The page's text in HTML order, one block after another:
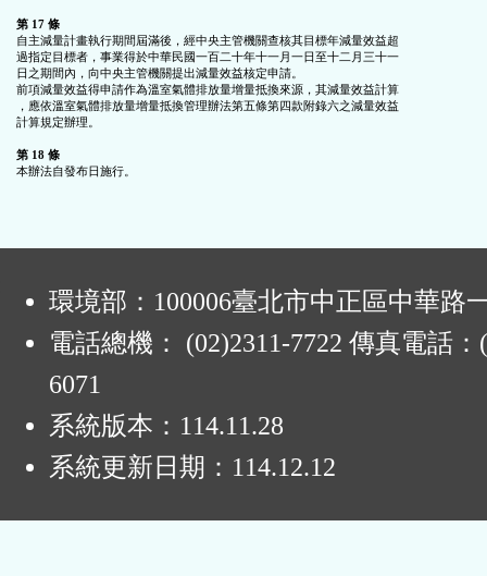
第 17 條
自主減量計畫執行期間屆滿後，經中央主管機關查核其目標年減量效益超
過指定目標者，事業得於中華民國一百二十年十一月一日至十二月三十一
日之期間內，向中央主管機關提出減量效益核定申請。
前項減量效益得申請作為溫室氣體排放量增量抵換來源，其減量效益計算
，應依溫室氣體排放量增量抵換管理辦法第五條第四款附錄六之減量效益
計算規定辦理。
第 18 條
環境部：100006臺北市中正區中華路
電話總機： (02)2311-7722 傳真電話：
6071
系統版本： 114.11.28
系統更新日期： 114.12.12